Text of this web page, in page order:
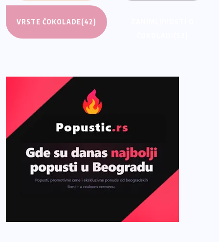
VRSTE ČOKOLADE(42)